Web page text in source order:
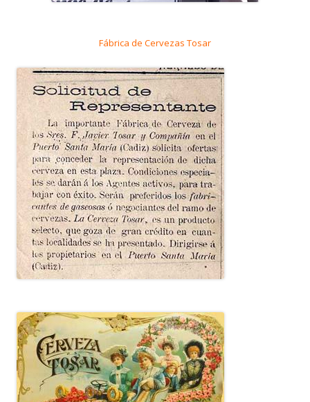
Fábrica de Cervezas Tosar